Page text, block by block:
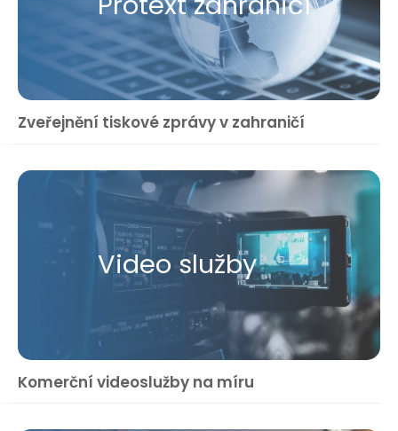
Zveřejnění tiskové zprávy v zahraničí
Video služby
Komerční videoslužby na míru